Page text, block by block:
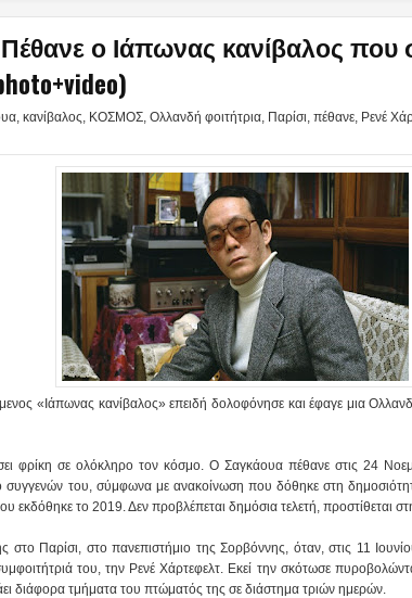
ο Ιάπωνας κανίβαλος που
κανίβαλος ΚΟΣΜΟΣ Ολλανδή φοιτήτρια Παρίσι πέθανε Ρενέ
«Ιάπωνας κανίβαλος» επειδή δολοφόνησε και έφαγε μια
φρίκη σε ολόκληρο τον κόσμο. Ο Σαγκάουα πέθανε στις 24
συγγενών του, σύμφωνα με ανακοίνωση που δόθηκε στη
εκδόθηκε το 2019. Δεν προβλέπεται δημόσια τελετή, προστίθεται
στο Παρίσι, στο πανεπιστήμιο της Σορβόννης, όταν, στις 11
του, την Ρενέ Χάρτεφελτ. Εκεί την σκότωσε
διάφορα τμήματα του πτώματός της σε διάστημα τριών ημερών.